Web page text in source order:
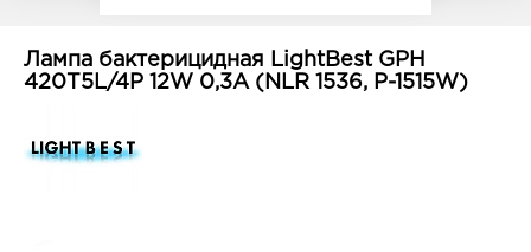
Лампа бактерицидная LightBest GPH
420T5L/4P 12W 0,3A (NLR 1536, P-1515W)